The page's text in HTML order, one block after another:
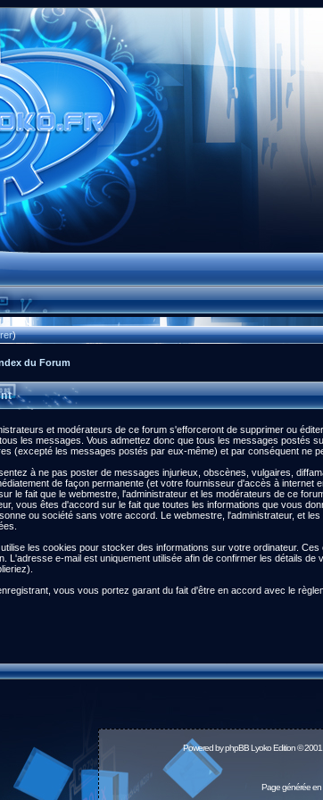
)
du Forum
et modérateurs de ce forum s'efforceront de supprimer ou
les messages. Vous admettez donc que tous les messages postés
(excepté les messages postés par eux-même) et par conséquent ne
à ne pas poster de messages injurieux, obscènes, vulgaires,
de façon permanente (et votre fournisseur d'accès à
le fait que le webmestre, l'administrateur et les modérateurs de ce
vous êtes d'accord sur le fait que toutes les informations que vous
ou société sans votre accord. Le webmestre, l'administrateur, et
les cookies pour stocker des informations sur votre ordinateur.
L'adresse e-mail est uniquement utilisée afin de confirmer les détails
vous vous portez garant du fait d'être en accord avec le
Powered byphpBBLyoko Edition ©
Page générée en